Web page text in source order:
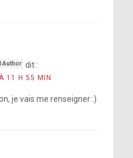
dit :
11 H 55 MIN
je vais me renseigner :)